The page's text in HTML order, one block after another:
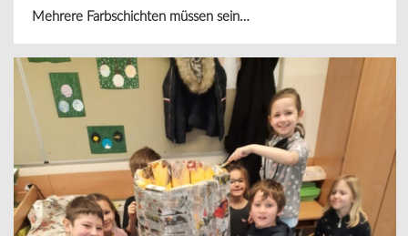
Mehrere Farbschichten müssen sein…